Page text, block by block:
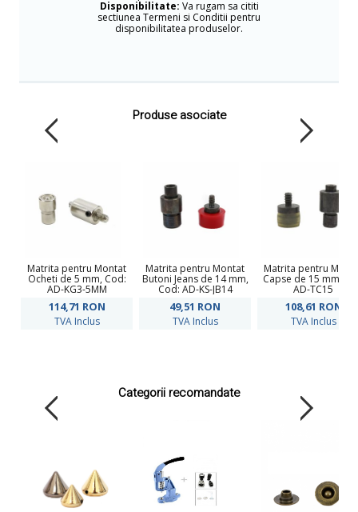
Disponibilitate: Va rugam sa cititi
sectiunea Termeni si Conditii pentru
disponibilitatea produselor.
Produse asociate
Matrita pentru Montat
Ocheti de 5 mm, Cod:
AD-KG3-5MM
114,71 RON
TVA Inclus
Matrita pentru Montat
Butoni Jeans de 14 mm,
Cod: AD-KS-JB14
49,51 RON
TVA Inclus
Matrita pentru
Capse de 15 mm,
AD-TC15
108,61 RON
TVA Inclus
Categorii recomandate